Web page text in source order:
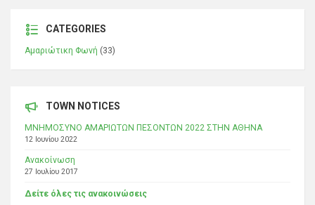
CATEGORIES
Αμαριώτικη Φωνή (33)
TOWN NOTICES
ΜΝΗΜΟΣΥΝΟ ΑΜΑΡΙΩΤΩΝ ΠΕΣΟΝΤΩΝ 2022 ΣΤΗΝ ΑΘΗΝΑ
12 Ιουνίου 2022
Ανακοίνωση
27 Ιουλίου 2017
Δείτε όλες τις ανακοινώσεις